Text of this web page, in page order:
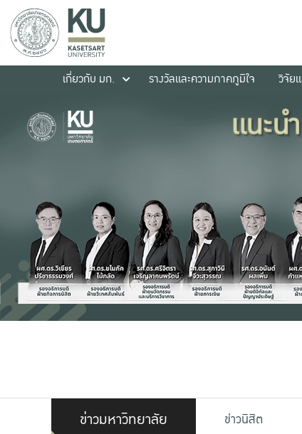
เกี่ยวกับ มก.
รางวัลและความภาคภูมิใจ วิจัย
ข่าวมหาวิทยาลัย ข่าวนิสิต